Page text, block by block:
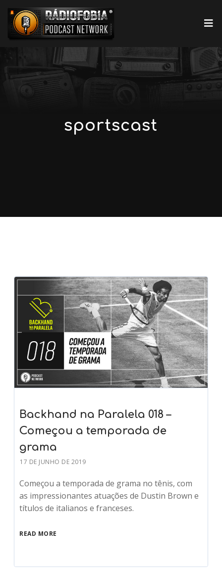
sportscast
Backhand na Paralela 018 –
Começou a temporada de
grama
17 DE JUNHO DE 2019
Começou a temporada de grama no tênis, com
as impressionantes atuações de Dustin Brown e
títulos de italianos e franceses.
READ MORE